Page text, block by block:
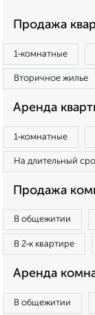
Продажа
1‑комнатные
Вторичное жилье
Аренда
1‑комнатные
На длительный
Продажа
В общежитии
В 2‑к квартире
Аренда
В общежитии